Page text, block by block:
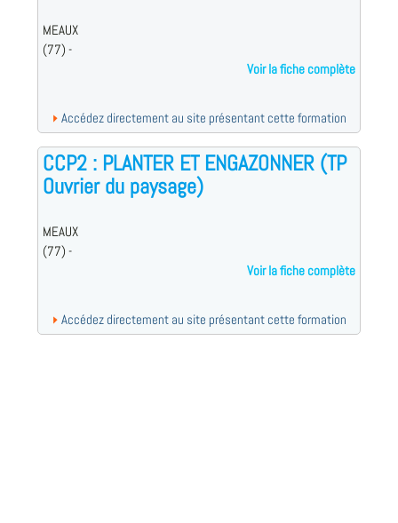
MEAUX
(77) -
Voir la fiche complète
Accédez directement au site présentant cette formation
CCP2 : PLANTER ET ENGAZONNER (TP
Ouvrier du paysage)
MEAUX
(77) -
Voir la fiche complète
Accédez directement au site présentant cette formation